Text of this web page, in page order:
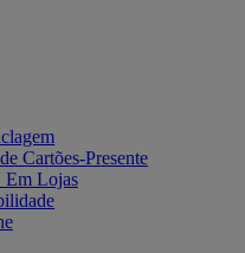
Cartões-Presente
Em Lojas